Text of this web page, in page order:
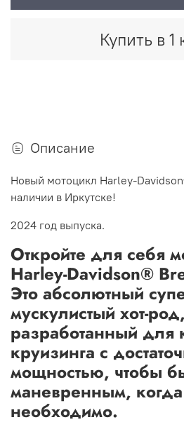
Купить в 1
Описание
Новый мотоцикл Harley-
наличии в Иркутске!
2024 год выпуска.
Откройте для себя
Harley-Davidson®
Это абсолютный
мускулистый хот-род,
разработанный для
круизинга с
мощностью, чтобы
маневренным, когда
необходимо.